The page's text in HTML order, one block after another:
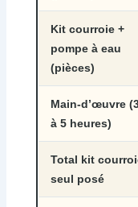
Kit courroie +
pompe à eau
(pièces)
Main-d’œuvre
à 5 heures)
Total kit
seul posé